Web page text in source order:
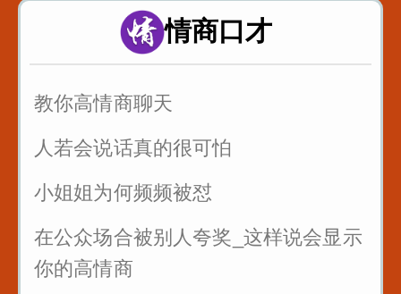
这样说提高成功率
情侣之间说这句话永远不分手
情商口才
教你高情商聊天
人若会说话真的很可怕
小姐姐为何频频被怼
在公众场合被别人夸奖_这样说会显示
你的高情商